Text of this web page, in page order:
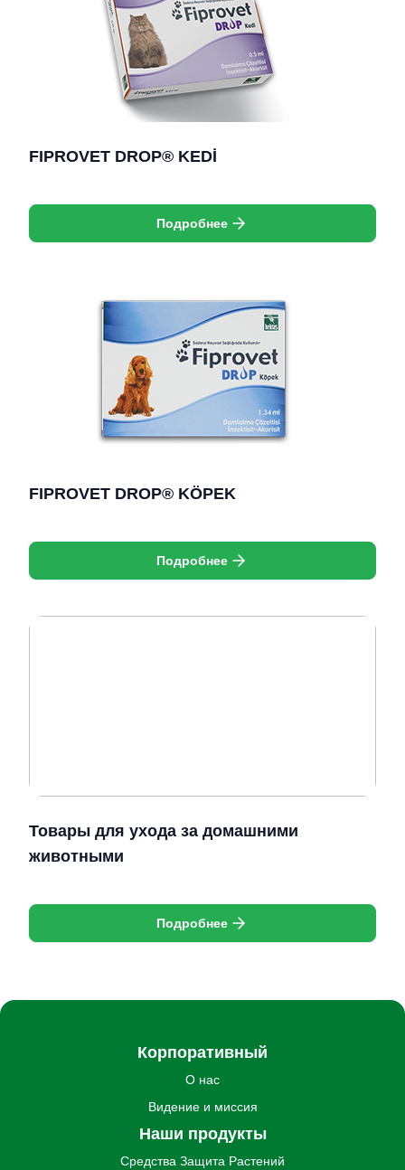
FIPROVET DROP® KEDİ
Подробнее
FIPROVET DROP® KÖPEK
Подробнее
Товары для ухода за домашними
животными
Подробнее
Корпоративный
О нас
Видение и миссия
Наши продукты
Средства Защита Pастений